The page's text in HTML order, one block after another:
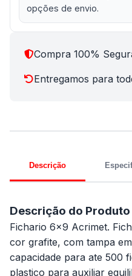
opções de envio.
Compra 100%
Entregamos para
Descrição
Descrição do Produto
Fichario 6x9 Acrimet.
cor grafite, com tampa
capacidade para ate 500
plastico para auxiliar